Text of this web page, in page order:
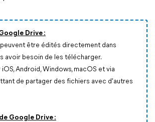
Drive :
être édités directement dans
avoir besoin de les télécharger.
Android, Windows, macOS et via
de partager des fichiers avec d'autres
Google Drive :